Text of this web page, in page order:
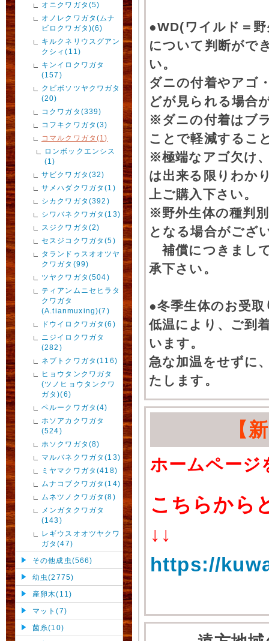
オニクワガタ(5)
オノレクワガタ(ムナ
ビロクワガタ)(6)
キルクネリウスグアン
クシィ(11)
キンイロクワガタ
(157)
クビボソツヤクワガタ
(20)
コクワガタ(339)
コフキクワガタ(3)
コマルクワガタ(1)
ロンボックエンシス
(1)
サビクワガタ(32)
サメハダクワガタ(1)
シカクワガタ(392)
シワバネクワガタ(13)
スジクワガタ(2)
セスジコクワガタ(5)
タランドゥスオオツヤ
クワガタ(99)
ツヤクワガタ(504)
ティアンムニセヒラタ
クワガタ
(A.tianmuxing)(7)
ドウイロクワガタ(6)
ニジイロクワガタ
(282)
ネブトクワガタ(116)
ヒョウタンクワガタ
(ツノヒョウタンクワ
ガタ)(6)
ペルークワガタ(4)
ホソアカクワガタ
(524)
ホソクワガタ(8)
マルバネクワガタ(13)
ミヤマクワガタ(418)
ムナコブクワガタ(14)
ムネツノクワガタ(8)
メンガタクワガタ
(143)
レギウスオオツヤクワ
ガタ(47)
その他成虫(566)
幼虫(2775)
産卵木(11)
マット(7)
菌糸(10)
●WD(ワイルド＝
について判断がで
い。
ダニの付着やアゴ
どが見られる場合
※ダニの付着はブ
ことで軽減するこ
※極端なアゴ欠け
は出来る限りわか
上ご購入下さい。
※野外生体の種判
となる場合がござ
補償につきまし
承下さい。
●冬季生体のお受
低温により、ご到
います。
急な加温をせずに
たします。
【
ホームページ
こちらから
↓↓
https://